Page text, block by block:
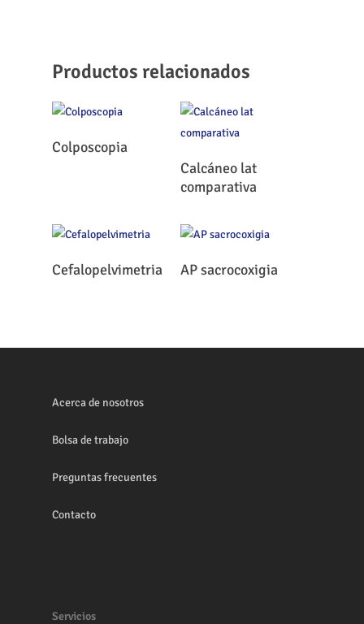
Productos relacionados
Leer Más
Colposcopia
Leer Más
Calcáneo lat
comparativa
Leer Más
Cefalopelvimetria Leer Más
AP sacrocoxigia
Acerca de nosotros
Bolsa de trabajo
Preguntas frecuentes
Contacto
Servicios